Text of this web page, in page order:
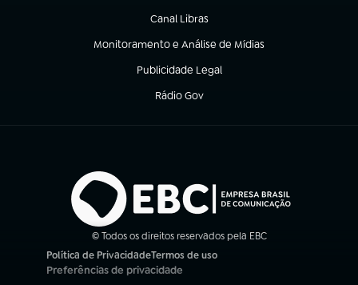
Canal Libras
(abre em nova aba)
Monitoramento e Análise de Mídias
(abre em nova aba)
Publicidade Legal
(abre em nova aba)
Rádio Gov
(abre em nova aba)
© Todos os direitos reservados pela EBC
Política de Privacidade
(abre em nova aba)
Termos de uso
(abre em nova aba)
Preferências de privacidade